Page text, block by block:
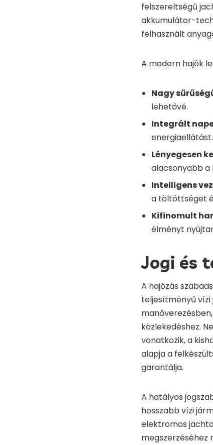
felszereltségű
akkumulátor-
felhasznált
A modern hajók
Nagy
lehetővé.
Integrált
energiaellátást.
Lényegesen
alacsonyabb a
Intelligens
a töltöttséget
Kifinomult
élményt
Jogi és
A hajózás
teljesítményű vízi
közlekedéshez.
vonatkozik, a
alapja a
garantálja.
A hatályos
hosszabb vízi
elektromos
megszerzéséhez